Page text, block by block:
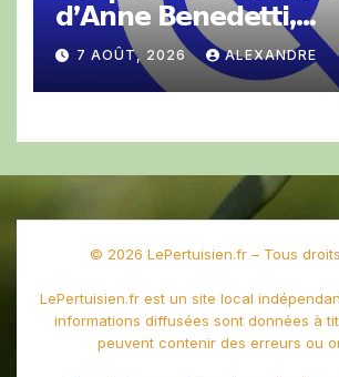
𝗱’𝗔𝗻𝗻𝗲 𝗕𝗲𝗻𝗲𝗱𝗲𝘁𝘁𝗶,
𝗣𝗿𝗲́𝘀𝗶𝗱𝗲𝗻𝘁𝗲 𝗱𝗲 𝗹𝗮 𝗖𝗖𝗜
𝗩𝗮𝘂𝗰𝗹𝘂𝘀𝗲.
7 AOÛT, 2026 ALEXANDRE
© 2026 LePertuisien.fr – Tous
LePertuisien.fr est un site local
informations diffusées sont données à
peuvent contenir des erreurs ou